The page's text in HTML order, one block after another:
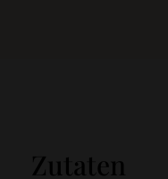
Zutaten